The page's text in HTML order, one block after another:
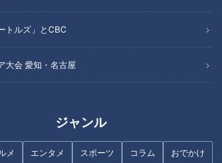
トルズ」とCBC
大会 愛知・名古屋
ジャンル
メ エンタメ スポーツ コラム おでかけ
プ
じ1